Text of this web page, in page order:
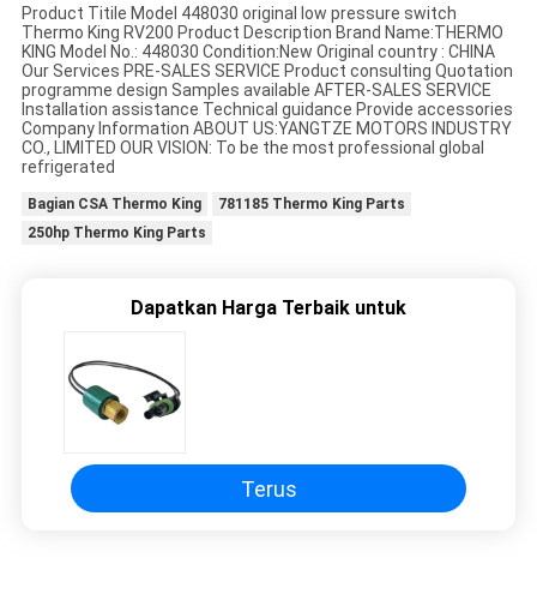
Product Titile Model 448030 original low pressure switch
Thermo King RV200 Product Description Brand Name:THERMO
KING Model No.: 448030 Condition:New Original country : CHINA
Our Services PRE-SALES SERVICE Product consulting Quotation
programme design Samples available AFTER-SALES SERVICE
Installation assistance Technical guidance Provide accessories
Company Information ABOUT US:YANGTZE MOTORS INDUSTRY
CO., LIMITED OUR VISION: To be the most professional global
refrigerated
Bagian CSA Thermo King
781185 Thermo King Parts
250hp Thermo King Parts
Dapatkan Harga Terbaik untuk
Terus